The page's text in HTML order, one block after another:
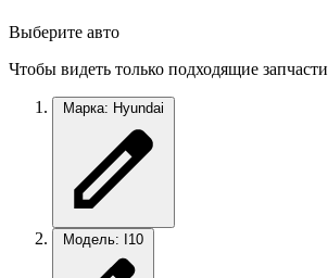
Выберите авто
Чтобы видеть только подходящие запчасти
Марка: Hyundai
Модель: I10